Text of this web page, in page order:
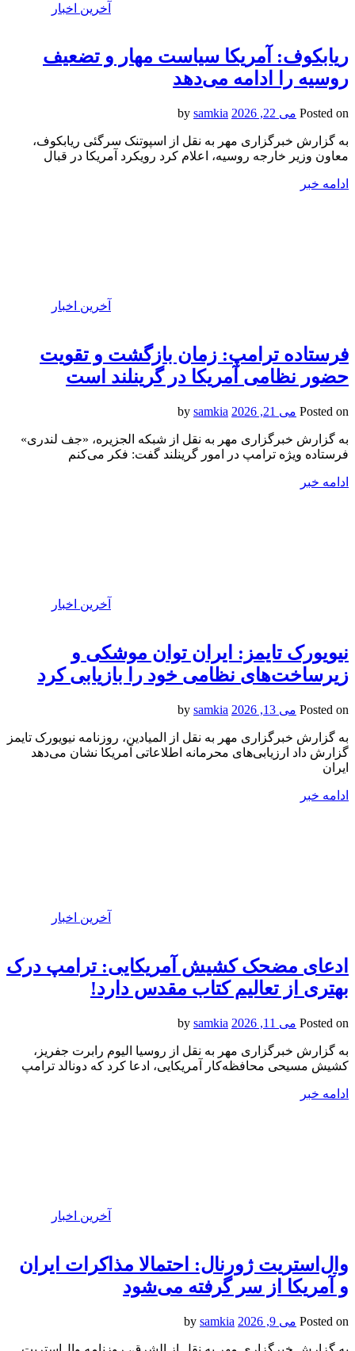
آخرین اخبار
ریابکوف: آمریکا سیاست مهار و تضعیف
روسیه را ادامه می‌دهد
Posted on می 22, 2026 samkia
به گزارش خبرگزاری مهر به نقل از اسپوتنک سرگئی ریابکوف،
معاون وزیر خارجه روسیه، اعلام کرد رویکرد آمریکا در قبال
ادامه خبر
آخرین اخبار
فرستاده ترامپ: زمان بازگشت و تقویت
حضور نظامی آمریکا در گرینلند است
Posted on می 21, 2026 samkia
به گزارش خبرگزاری مهر به نقل از شبکه الجزیره، «جف لندری»
فرستاده ویژه ترامپ در امور گرینلند گفت: فکر می‌کنم
ادامه خبر
آخرین اخبار
نیویورک تایمز: ایران توان موشکی و
زیرساخت‌های نظامی خود را بازیابی کرد
Posted on می 13, 2026 samkia
به گزارش خبرگزاری مهر به نقل از المیادین، روزنامه نیویورک تایمز
گزارش داد ارزیابی‌های محرمانه اطلاعاتی آمریکا نشان می‌دهد
ایران
ادامه خبر
آخرین اخبار
ادعای مضحک کشیش آمریکایی: ترامپ درک
بهتری از تعالیم کتاب مقدس دارد!
Posted on می 11, 2026 samkia
به گزارش خبرگزاری مهر به نقل از روسیا الیوم رابرت جفریز،
کشیش مسیحی محافظه‌کار آمریکایی، ادعا کرد که دونالد ترامپ
ادامه خبر
آخرین اخبار
وال‌استریت ژورنال: احتمالا مذاکرات ایران
و آمریکا از سر گرفته می‌شود
Posted on می 9, 2026 samkia